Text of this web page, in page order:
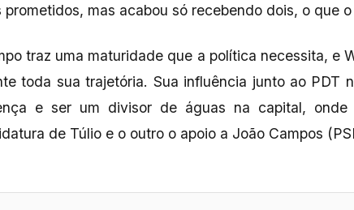
prometidos, mas acabou só recebendo dois, o que
traz uma maturidade que a política necessita, e
toda sua trajetória. Sua influência junto ao PDT
e ser um divisor de águas na capital,
de Túlio e o outro o apoio a João Campos